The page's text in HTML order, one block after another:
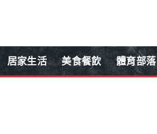
居家生活 美食餐飲 體育部落